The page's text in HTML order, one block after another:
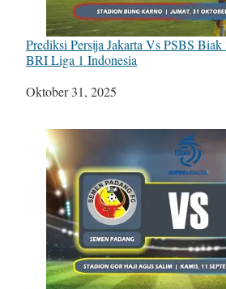
Prediksi Persija Jakarta Vs PSBS
BRI Liga 1 Indonesia
Tanggal
Oktober 31, 2025